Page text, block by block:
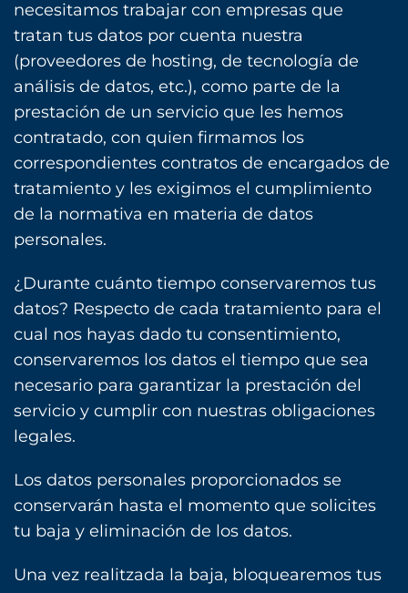
necesitamos trabajar con empresas que
tratan tus datos por cuenta nuestra
(proveedores de hosting, de tecnología de
análisis de datos, etc.), como parte de la
prestación de un servicio que les hemos
contratado, con quien firmamos los
correspondientes contratos de encargados de
tratamiento y les exigimos el cumplimiento
de la normativa en materia de datos
personales.
¿Durante cuánto tiempo conservaremos tus
datos? Respecto de cada tratamiento para el
cual nos hayas dado tu consentimiento,
conservaremos los datos el tiempo que sea
necesario para garantizar la prestación del
servicio y cumplir con nuestras obligaciones
legales.
Los datos personales proporcionados se
conservarán hasta el momento que solicites
tu baja y eliminación de los datos.
Una vez realitzada la baja, bloquearemos tus